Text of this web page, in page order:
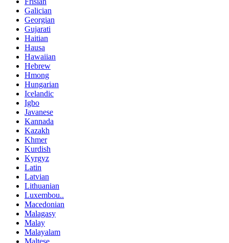
Galician
Georgian
Gujarati
Haitian
Hausa
Hawaiian
Hebrew
Hmong
Hungarian
Icelandic
Igbo
Javanese
Kannada
Kazakh
Khmer
Kurdish
Kyrgyz
Latin
Latvian
Lithuanian
Luxembou..
Macedonian
Malagasy
Malay
Malayalam
Maltese